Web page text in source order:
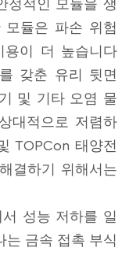
정적인 모듈을 생
모듈은 파손 위험
용이 더 높습니다
갖춘 유리 뒷면
및 기타 오염 물
대적으로 저렴하
TOPCon 태양전
결하기 위해서는
성능 저하를 일
는 금속 접촉 부식